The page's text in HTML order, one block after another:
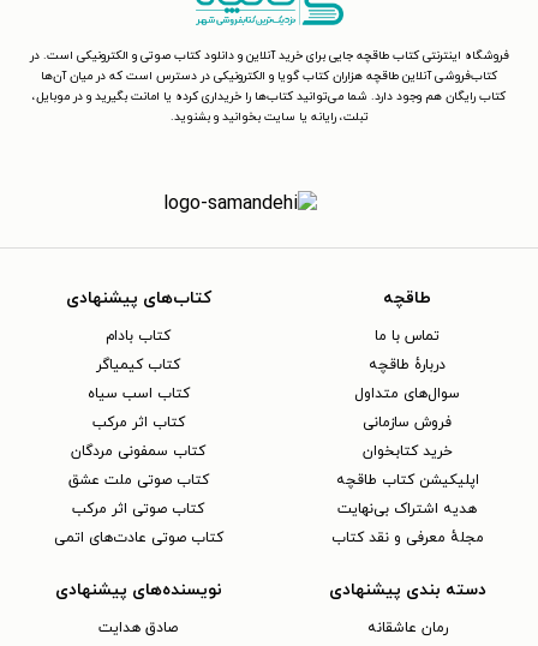
فروشگاه اینترنتی کتاب طاقچه جایی برای خرید آنلاین و دانلود کتاب صوتی و الکترونیکی است. در
کتاب‌فروشی آنلاین طاقچه هزاران کتاب گویا و الکترونیکی در دسترس است که در میان آن‌ها
کتاب رایگان هم وجود دارد. شما می‌توانید کتاب‌ها را خریداری کرده یا امانت بگیرید و در موبایل،
تبلت، رایانه یا سایت بخوانید و بشنوید.
طاقچه
تماس با ما
دربارهٔ طاقچه
سوال‌های متداول
فروش سازمانی
خرید کتابخوان
اپلیکیشن کتاب طاقچه
هدیه اشتراک بی‌نهایت
مجلهٔ معرفی و نقد کتاب
کتاب‌های پیشنهادی
کتاب بادام
کتاب کیمیاگر
کتاب اسب سیاه
کتاب اثر مرکب
کتاب سمفونی مردگان
کتاب صوتی ملت عشق
کتاب صوتی اثر مرکب
کتاب صوتی عادت‌های اتمی
دسته بندی پیشنهادی
رمان عاشقانه
نویسنده‌های پیشنهادی
صادق هدایت